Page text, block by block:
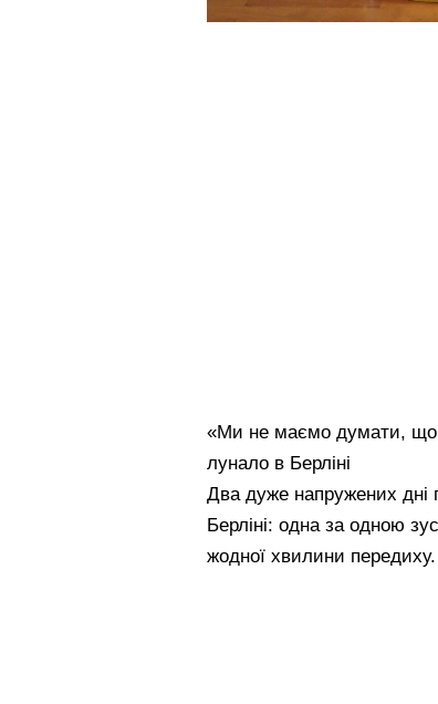
«Ми не маємо думати, що
лунало в Берліні
Два дуже напружених дні
Берліні: одна за одною
жодної хвилини передиху.